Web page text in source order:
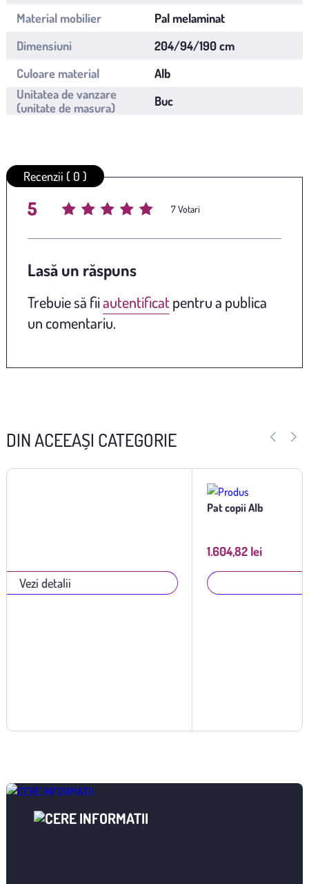
Material mobilier
Pal melaminat
Dimensiuni
204/94/190 cm
Culoare material
Alb
Unitatea de vanzare
(unitate de masura)
Buc
Average rating
5 / 5. Vote count:
7
Recenzii ( 0 )
Lasă un răspuns
Trebuie să fiiautentificatpentru a publica
un comentariu.
DIN ACEEAȘI CATEGORIE
Vezi detalii